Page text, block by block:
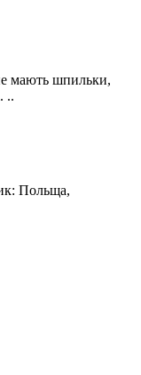
мають шпильки,
..
Польща,